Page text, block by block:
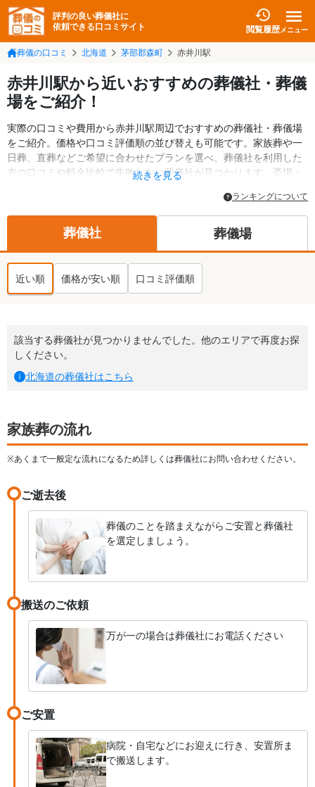
評判の良い葬儀社に
依頼できる口コミサイト
閲覧履歴メニュー
葬儀の口コミ 北海道 茅部郡森町 赤井川駅
赤井川駅から近いおすすめの葬儀社・葬儀
場をご紹介！
実際の口コミや費用から赤井川駅周辺でおすすめの葬儀社・葬儀場
をご紹介。価格や口コミ評価順の並び替えも可能です。家族葬や一
日葬、直葬などご希望に合わせたプランを選べ、葬儀社を利用した
方の口コミや料金比較で失敗しない葬儀社が見つかります。斎場・
の情報も掲載しています。24時間の相談受付で深夜・早朝でも対応
可能です。
続きを見る
ランキングについて
葬儀社 葬儀場
近い順 価格が安い順 口コミ評価順
該当する葬儀社が見つかりませんでした。他のエリアで再度お探
しください。
北海道の葬儀社はこちら
家族葬の流れ
※あくまで一般定な流れになるため詳しくは葬儀社にお問い合わせください。
ご逝去後
葬儀のことを踏まえながらご安置と葬儀社
を選定しましょう。
搬送のご依頼
万が一の場合は葬儀社にお電話ください
ご安置
病院・自宅などにお迎えに行き、安置所ま
で搬送します。